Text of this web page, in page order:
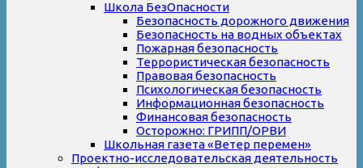
Школа БезОпасности
Безопасность дорожного движения
Безопасность на водных объектах
Пожарная безопасность
Террористическая безопасность
Правовая безопасность
Психологическая безопасность
Информационная безопасность
Финансовая безопасность
Осторожно: ГРИПП/ОРВИ
Школьная газета «Ветер перемен»
Проектно-исследовательская деятельность